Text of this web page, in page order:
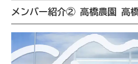
メンバー紹介② 高橋農園 高